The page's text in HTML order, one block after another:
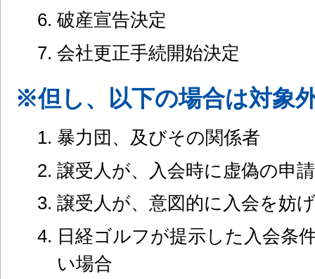
破産宣告決定
会社更正手続開始決定
※但し、以下の場合は対象
暴力団、及びその関係者
譲受人が、入会時に虚偽の申
譲受人が、意図的に入会を妨
日経ゴルフが提示した入会条
い場合